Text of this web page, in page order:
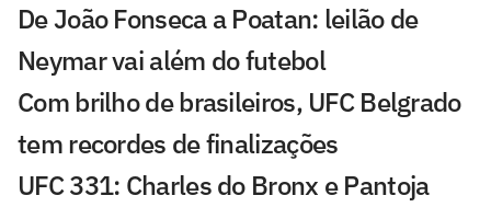
De João Fonseca a Poatan: leilão de
Neymar vai além do futebol
Com brilho de brasileiros, UFC Belgrado
tem recordes de finalizações
UFC 331: Charles do Bronx e Pantoja